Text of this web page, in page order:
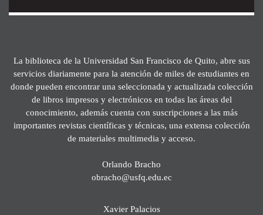
La biblioteca de la Universidad San Francisco de Quito, abre sus
servicios diariamente para la atención de miles de estudiantes en
donde pueden encontrar una seleccionada y actualizada colección
de libros impresos y electrónicos en todas las áreas del
conocimiento, además cuenta con suscripciones a las más
importantes revistas científicas y técnicas, una extensa colección
de materiales multimedia y acceso.
Orlando Bracho
obracho@usfq.edu.ec
Xavier Palacios